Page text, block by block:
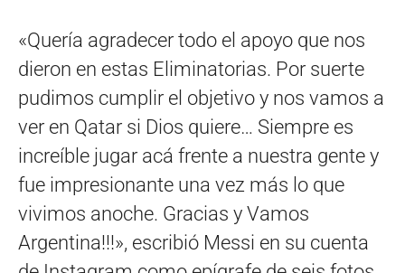
«Quería agradecer todo el apoyo que nos
dieron en estas Eliminatorias. Por suerte
pudimos cumplir el objetivo y nos vamos a
ver en Qatar si Dios quiere… Siempre es
increíble jugar acá frente a nuestra gente y
fue impresionante una vez más lo que
vivimos anoche. Gracias y Vamos
Argentina!!!», escribió Messi en su cuenta